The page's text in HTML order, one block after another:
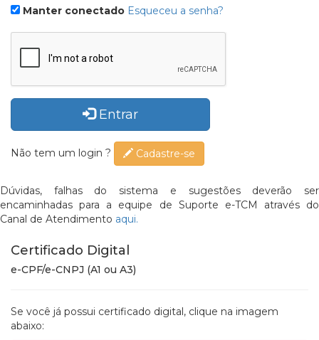
Manter conectado Esqueceu a senha?
Entrar
Não tem um login ? Cadastre-se
Dúvidas, falhas do sistema e sugestões deverão ser
encaminhadas para a equipe de Suporte e-TCM através do
Canal de Atendimento aqui.
Certificado Digital
e-CPF/e-CNPJ (A1 ou A3)
Se você já possui certificado digital, clique na imagem
abaixo: